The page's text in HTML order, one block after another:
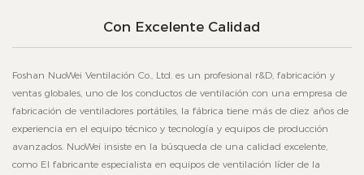
Con Excelente Calidad
Foshan NuoWei Ventilación Co., Ltd. es un profesional r&D, fabricación y
ventas globales, uno de los conductos de ventilación con una empresa de
fabricación de ventiladores portátiles, la fábrica tiene más de diez años de
experiencia en el equipo técnico y tecnología y equipos de producción
avanzados. NuoWei insiste en la búsqueda de una calidad excelente,
como El fabricante especialista en equipos de ventilación líder de la